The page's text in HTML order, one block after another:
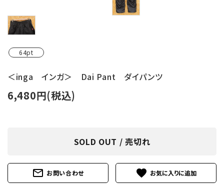
64pt
＜inga インガ＞ Dai Pant ダイパンツ
6,480円(税込)
SOLD OUT / 売切れ
mail_outline お問い合わせ favorite